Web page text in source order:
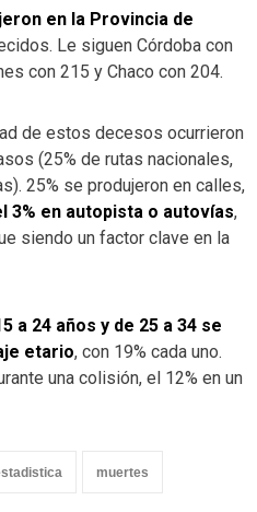
en la Provincia de
Le siguen Córdoba con
con 215 y Chaco con 204.
de estos decesos ocurrieron
(25% de rutas nacionales,
25% se produjeron en calles,
3% en autopista o autovías,
siendo un factor clave en la
a 24 años y de 25 a 34 se
etario, con 19% cada uno.
una colisión, el 12% en un
muertes